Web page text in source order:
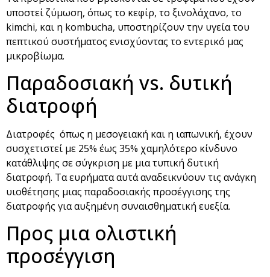
υποστεί ζύμωση, όπως το κεφίρ, το ξινολάχανο, το
kimchi, και η kombucha, υποστηρίζουν την υγεία του
πεπτικού συστήματος ενισχύοντας το εντερικό μας
μικροβίωμα.
Παραδοσιακή vs. δυτική
διατροφή
Διατροφές όπως η μεσογειακή και η ιαπωνική, έχουν
συσχετιστεί με 25% έως 35% χαμηλότερο κίνδυνο
κατάθλιψης σε σύγκριση με μια τυπική δυτική
διατροφή. Τα ευρήματα αυτά αναδεικνύουν τις ανάγκη
υιοθέτησης μιας παραδοσιακής προσέγγισης της
διατροφής για αυξημένη συναισθηματική ευεξία.
Προς μια ολιστική
προσέγγιση